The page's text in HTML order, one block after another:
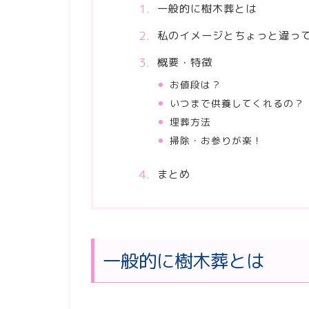
一般的に樹木葬とは
私のイメージとちょっと違っ
概要・特徴
お値段は？
いつまで供養してくれるの？
埋葬方法
掃除・お参りが楽！
まとめ
一般的に樹木葬とは